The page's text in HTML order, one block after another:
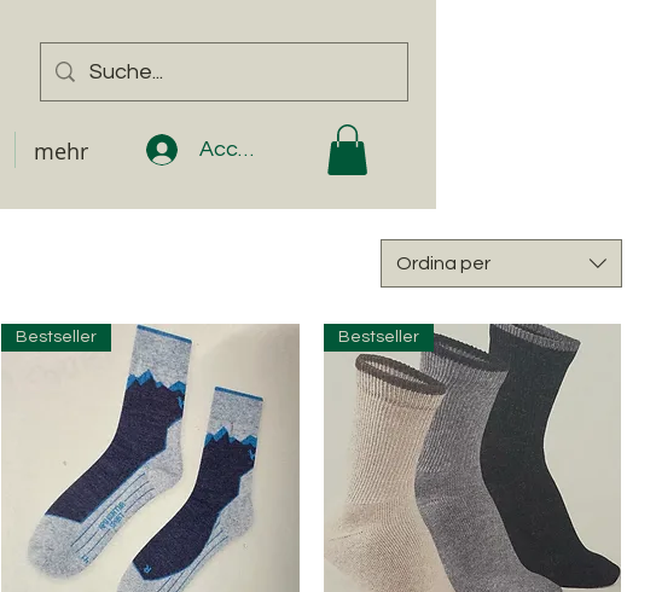
mehr Accedi
Ordina per
Bestseller Bestseller